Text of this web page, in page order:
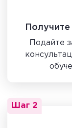
Подайте
Шаг 2